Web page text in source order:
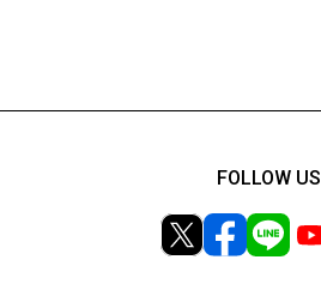
FOLLOW US